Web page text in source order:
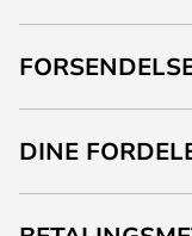
DINE